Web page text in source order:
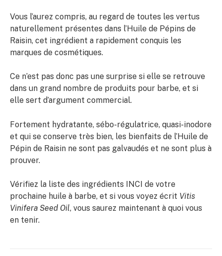
Vous l’aurez compris, au regard de toutes les vertus
naturellement présentes dans l’Huile de Pépins de
Raisin, cet ingrédient a rapidement conquis les
marques de cosmétiques.
Ce n’est pas donc pas une surprise si elle se retrouve
dans un grand nombre de produits pour barbe, et si
elle sert d’argument commercial.
Fortement hydratante, sébo-régulatrice, quasi-inodore
et qui se conserve très bien, les bienfaits de l’Huile de
Pépin de Raisin ne sont pas galvaudés et ne sont plus à
prouver.
Vérifiez la liste des ingrédients INCI de votre
prochaine huile à barbe, et si vous voyez écrit Vitis
Vinifera Seed Oil, vous saurez maintenant à quoi vous
en tenir.